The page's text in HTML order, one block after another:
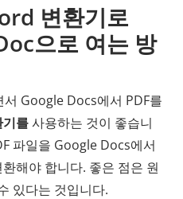
변환기로
으로 여는 방
Google Docs에서 PDF를
를사용하는 것이 좋습니
파일을 Google Docs에서
해야 합니다. 좋은 점은 원
있다는 것입니다.